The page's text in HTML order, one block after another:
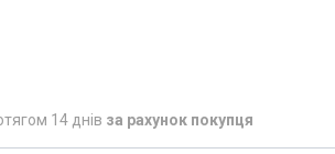
14 днів за рахунок покупця